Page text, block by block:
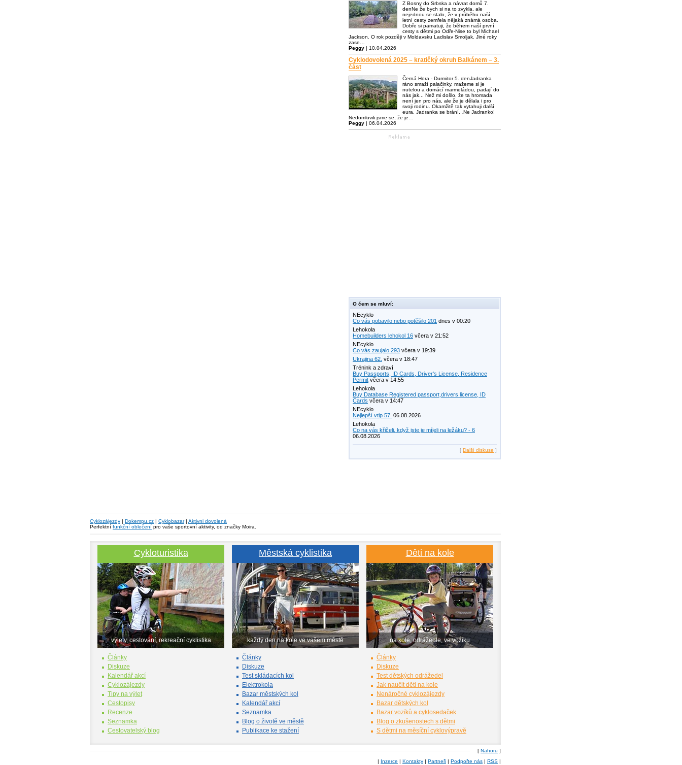
Z Bosny do Srbska a návrat domů 7.
denNe že bych si na to zvykla, ale
nejednou se stalo, že v průběhu naší
letní cesty zemřela nějaká známá osoba.
Dobře si pamatuji, že během naší první
cesty s dětmi po Odře-Nise to byl Michael
Jackson. O rok později v Moldavsku Ladislav Smoljak. Jiné roky
zase…
Peggy | 10.04.2026
Cyklodovolená 2025 – kratičký okruh Balkánem – 3.
část
Černá Hora - Durmitor 5. denJadranka
ráno smaží palačinky, mažeme si je
nutelou a domácí marmeládou, padají do
nás jak... Než mi došlo, že ta hromada
není jen pro nás, ale že je dělala i pro
svoji rodinu. Okamžitě tak vytahuji další
eura. Jadranka se brání. „Ne Jadranko!
Nedomluvili jsme se, že je…
Peggy | 06.04.2026
O čem se mluví:
NEcyklo
Co vás pobavilo nebo potěšilo 201 dnes v 00:20
Lehokola
Homebuilders lehokol 16 včera v 21:52
NEcyklo
Co vás zaujalo 293 včera v 19:39
Ukrajina 62. včera v 18:47
Trénink a zdraví
Buy Passports, ID Cards, Driver's License, Residence
Permit včera v 14:55
Lehokola
Buy Database Registered passport,drivers license, ID
Cards včera v 14:47
NEcyklo
Nejlepší vtip 57. 06.08.2026
Lehokola
Co na vás křičeli, když jste je míjeli na ležáku? - 6
06.08.2026
[ Další diskuse ]
Cyklozájezdy | Dokempu.cz | Cyklobazar| Aktivni dovolená
Perfektní funkční oblečení pro vaše sportovní aktivity, od značky Moira.
Cykloturistika
výlety, cestování, rekreační cyklistika
Články
Diskuze
Kalendář akcí
Cyklozájezdy
Tipy na výlet
Cestopisy
Recenze
Seznamka
Cestovatelský blog
Městská cyklistika
každý den na kole ve vašem městě
Články
Diskuze
Test skládacích kol
Elektrokola
Bazar městských kol
Kalendář akcí
Seznamka
Blog o životě ve městě
Publikace ke stažení
Děti na kole
na kole, odrážedle, ve vozíku
Články
Diskuze
Test dětských odrážedel
Jak naučit děti na kole
Nenáročné cyklozájezdy
Bazar dětských kol
Bazar vozíků a cyklosedaček
Blog o zkušenostech s dětmi
S dětmi na měsíční cyklovýpravě
[ Nahoru ]
| Inzerce | Kontakty | Partneři | Podpořte nás | RSS |